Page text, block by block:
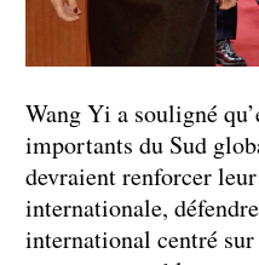
Wang Yi a souligné
importants du Sud
devraient renforcer
internationale,
international centré